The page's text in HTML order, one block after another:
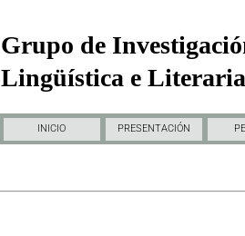
Grupo de
Lingüística e
INICIO PRESENTACIÓN